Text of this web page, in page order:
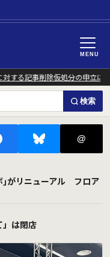
MENU
る記事削除仮処分の申立につ
検索
@
｣がリニューアル フロア
」は閉店